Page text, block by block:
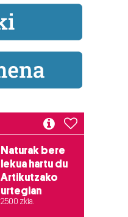
Naturak bere
lekua hartu du
Artikutzako
urtegian
2.500 zkia.